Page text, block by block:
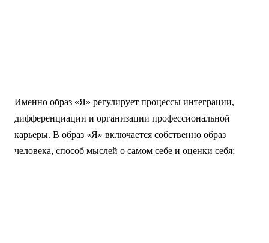
Именно образ «Я» регулирует процессы интеграции,
дифференциации и организации профессиональной
карьеры. В образ «Я» включается собственно образ
человека, способ мыслей о самом себе и оценки себя;